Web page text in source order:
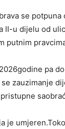
se
II-u dijelu od
putnim
pa
se zauzimanje
je